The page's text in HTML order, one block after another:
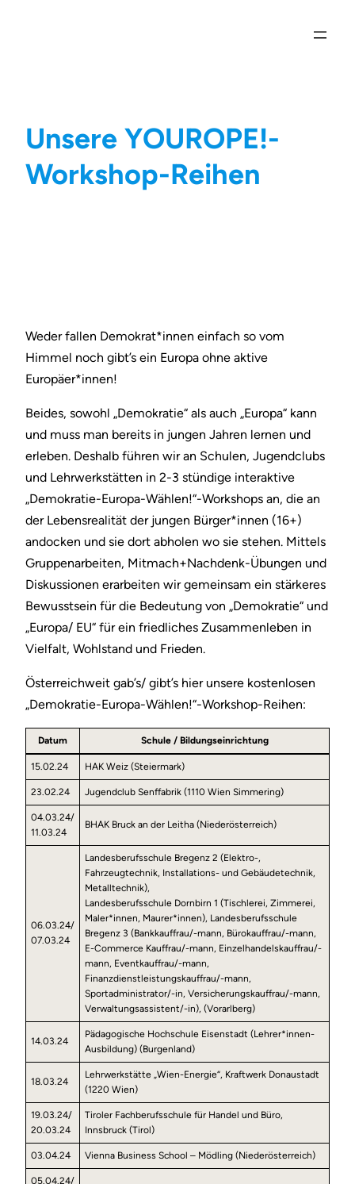
Unsere YOUROPE!-
Workshop-Reihen
Weder fallen Demokrat*innen einfach so vom
Himmel noch gibt’s ein Europa ohne aktive
Europäer*innen!
Beides, sowohl „Demokratie“ als auch „Europa“ kann
und muss man bereits in jungen Jahren lernen und
erleben. Deshalb führen wir an Schulen, Jugendclubs
und Lehrwerkstätten in 2-3 stündige interaktive
„Demokratie-Europa-Wählen!“-Workshops an, die an
der Lebensrealität der jungen Bürger*innen (16+)
andocken und sie dort abholen wo sie stehen. Mittels
Gruppenarbeiten, Mitmach+Nachdenk-Übungen und
Diskussionen erarbeiten wir gemeinsam ein stärkeres
Bewusstsein für die Bedeutung von „Demokratie“ und
„Europa/ EU“ für ein friedliches Zusammenleben in
Vielfalt, Wohlstand und Frieden.
Österreichweit gab’s/ gibt’s hier unsere kostenlosen
„Demokratie-Europa-Wählen!“-Workshop-Reihen:
Datum Schule / Bildungseinrichtung
15.02.24 HAK Weiz (Steiermark)
23.02.24 Jugendclub Senffabrik (1110 Wien Simmering)
04.03.24/
11.03.24
BHAK Bruck an der Leitha (Niederösterreich)
06.03.24/
07.03.24
Landesberufsschule Bregenz 2 (Elektro-,
Fahrzeugtechnik, Installations- und Gebäudetechnik,
Metalltechnik),
Landesberufsschule Dornbirn 1 (Tischlerei, Zimmerei,
Maler*innen, Maurer*innen), Landesberufsschule
Bregenz 3 (Bankkauffrau/-mann, Bürokauffrau/-mann,
E-Commerce Kauffrau/-mann, Einzelhandelskauffrau/-
mann, Eventkauffrau/-mann,
Finanzdienstleistungskauffrau/-mann,
Sportadministrator/-in, Versicherungskauffrau/-mann,
Verwaltungsassistent/-in), (Vorarlberg)
14.03.24
Pädagogische Hochschule Eisenstadt (Lehrer*innen-
Ausbildung) (Burgenland)
18.03.24
Lehrwerkstätte „Wien-Energie“, Kraftwerk Donaustadt
(1220 Wien)
19.03.24/
20.03.24
Tiroler Fachberufsschule für Handel und Büro,
Innsbruck (Tirol)
03.04.24 Vienna Business School – Mödling (Niederösterreich)
05.04.24/